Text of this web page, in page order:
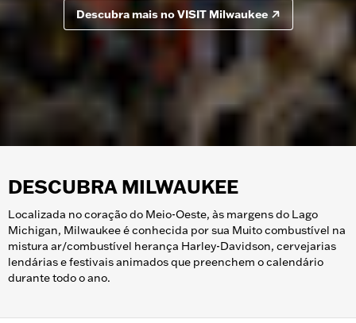
Descubra mais no VISIT Milwaukee
DESCUBRA MILWAUKEE
Localizada no coração do Meio-Oeste, às margens do Lago
Michigan, Milwaukee é conhecida por sua Muito combustível na
mistura ar/combustível herança Harley-Davidson, cervejarias
lendárias e festivais animados que preenchem o calendário
durante todo o ano.